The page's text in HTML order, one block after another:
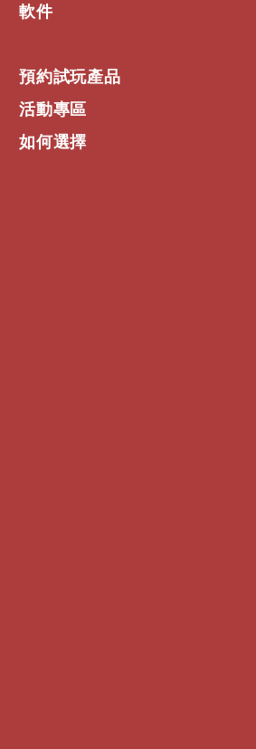
軟件
預約試玩產品
活動專區
如何選擇